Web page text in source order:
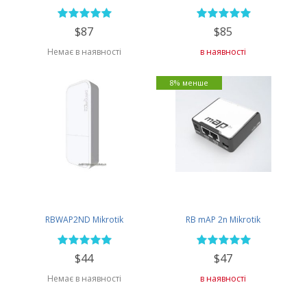
$87
Немає в наявності
$85
в наявності
RBWAP2ND Mikrotik
$44
Немає в наявності
RB mAP 2n Mikrotik
$47
в наявності
8% менше